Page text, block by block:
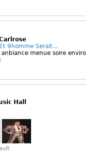
9homme Serait...
menue soire
Hall